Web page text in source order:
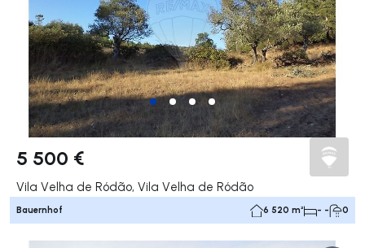
5 500 €
Vila Velha de Ródão, Vila Velha de Ródão
Bauernhof 6 520 m² - - 0